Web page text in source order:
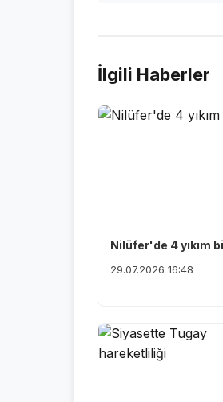
İlgili Haberler
Nilüfer'de 4 yıkım
29.07.2026 16:48